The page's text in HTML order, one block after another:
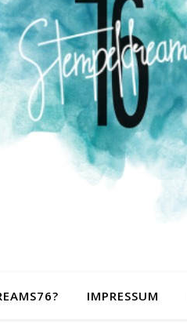
IMPRESSUM